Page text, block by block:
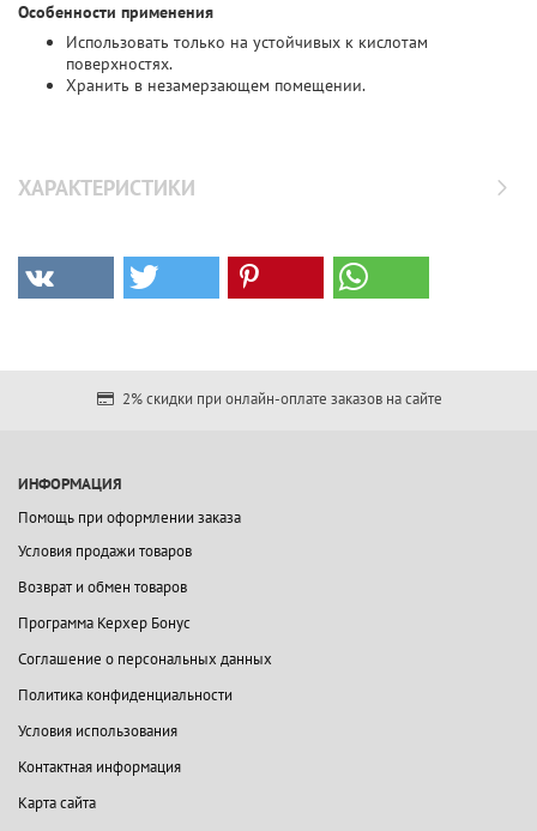
Особенности применения
Использовать только на устойчивых к кислотам
поверхностях.
Хранить в незамерзающем помещении.
ХАРАКТЕРИСТИКИ
2% скидки при онлайн-оплате заказов на сайте
ИНФОРМАЦИЯ
Помощь при оформлении заказа
Условия продажи товаров
Возврат и обмен товаров
Программа Керхер Бонус
Соглашение о персональных данных
Политика конфиденциальности
Условия использования
Контактная информация
Карта сайта